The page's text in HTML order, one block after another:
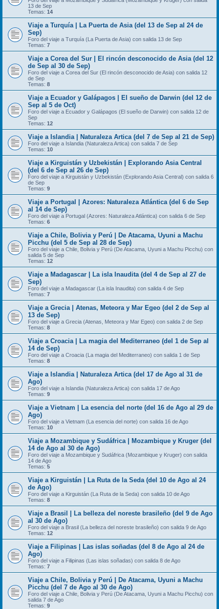
13 de Sep
Temas: 14
Viaje a Turquía | La Puerta de Asia (del 13 de Sep al 24 de
Sep)
Foro del viaje a Turquía (La Puerta de Asia) con salida 13 de Sep
Temas: 7
Viaje a Corea del Sur | El rincón desconocido de Asia (del 12
de Sep al 30 de Sep)
Foro del viaje a Corea del Sur (El rincón desconocido de Asia) con salida 12
de Sep
Temas: 8
Viaje a Ecuador y Galápagos | El sueño de Darwin (del 12 de
Sep al 5 de Oct)
Foro del viaje a Ecuador y Galápagos (El sueño de Darwin) con salida 12 de
Sep
Temas: 12
Viaje a Islandia | Naturaleza Artica (del 7 de Sep al 21 de Sep)
Foro del viaje a Islandia (Naturaleza Artica) con salida 7 de Sep
Temas: 10
Viaje a Kirguistán y Uzbekistán | Explorando Asia Central
(del 6 de Sep al 26 de Sep)
Foro del viaje a Kirguistán y Uzbekistán (Explorando Asia Central) con salida 6
de Sep
Temas: 9
Viaje a Portugal | Azores: Naturaleza Atlántica (del 6 de Sep
al 14 de Sep)
Foro del viaje a Portugal (Azores: Naturaleza Atlántica) con salida 6 de Sep
Temas: 6
Viaje a Chile, Bolivia y Perú | De Atacama, Uyuni a Machu
Picchu (del 5 de Sep al 28 de Sep)
Foro del viaje a Chile, Bolivia y Perú (De Atacama, Uyuni a Machu Picchu) con
salida 5 de Sep
Temas: 12
Viaje a Madagascar | La isla Inaudita (del 4 de Sep al 27 de
Sep)
Foro del viaje a Madagascar (La isla Inaudita) con salida 4 de Sep
Temas: 7
Viaje a Grecia | Atenas, Meteora y Mar Egeo (del 2 de Sep al
13 de Sep)
Foro del viaje a Grecia (Atenas, Meteora y Mar Egeo) con salida 2 de Sep
Temas: 8
Viaje a Croacia | La magia del Mediterraneo (del 1 de Sep al
14 de Sep)
Foro del viaje a Croacia (La magia del Mediterraneo) con salida 1 de Sep
Temas: 8
Viaje a Islandia | Naturaleza Artica (del 17 de Ago al 31 de
Ago)
Foro del viaje a Islandia (Naturaleza Artica) con salida 17 de Ago
Temas: 9
Viaje a Vietnam | La esencia del norte (del 16 de Ago al 29 de
Ago)
Foro del viaje a Vietnam (La esencia del norte) con salida 16 de Ago
Temas: 10
Viaje a Mozambique y Sudáfrica | Mozambique y Kruger (del
14 de Ago al 30 de Ago)
Foro del viaje a Mozambique y Sudáfrica (Mozambique y Kruger) con salida
14 de Ago
Temas: 5
Viaje a Kirguistán | La Ruta de la Seda (del 10 de Ago al 24
de Ago)
Foro del viaje a Kirguistán (La Ruta de la Seda) con salida 10 de Ago
Temas: 8
Viaje a Brasil | La belleza del noreste brasileño (del 9 de Ago
al 30 de Ago)
Foro del viaje a Brasil (La belleza del noreste brasileño) con salida 9 de Ago
Temas: 12
Viaje a Filipinas | Las islas soñadas (del 8 de Ago al 24 de
Ago)
Foro del viaje a Filipinas (Las islas soñadas) con salida 8 de Ago
Temas: 7
Viaje a Chile, Bolivia y Perú | De Atacama, Uyuni a Machu
Picchu (del 7 de Ago al 30 de Ago)
Foro del viaje a Chile, Bolivia y Perú (De Atacama, Uyuni a Machu Picchu) con
salida 7 de Ago
Temas: 9